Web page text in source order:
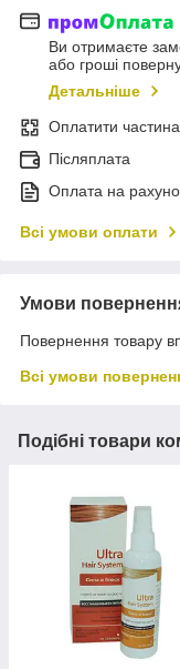
Ви отримаєте
або гроші
Детальніше
Оплатити
Післяплата
Оплата на
Всі умови оплати
Умови
Повернення товару
Всі умови
Подібні товари